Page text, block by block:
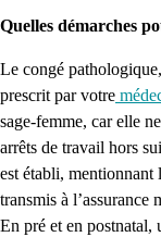
Quelles démarches
Le congé
prescrit par votre
sage-femme, car elle
arrêts de travail hors
est établi, mentionnant
transmis à l’assurance
En pré et en postnatal,